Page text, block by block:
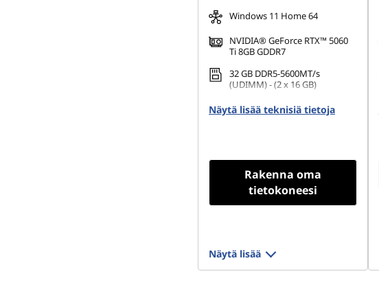
Windows 11 Home 64
NVIDIA® GeForce RTX™ 5060
Ti 8GB GDDR7
32 GB DDR5-5600MT/s
(UDIMM) - (2 x 16 GB)
1 TB SSD M.2 2280 PCIe Gen4
TLC
Näytä lisää teknisiä tietoja
Rakenna oma
tietokoneesi
Näytä lisää